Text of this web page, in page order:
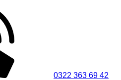
0322 363 69 42